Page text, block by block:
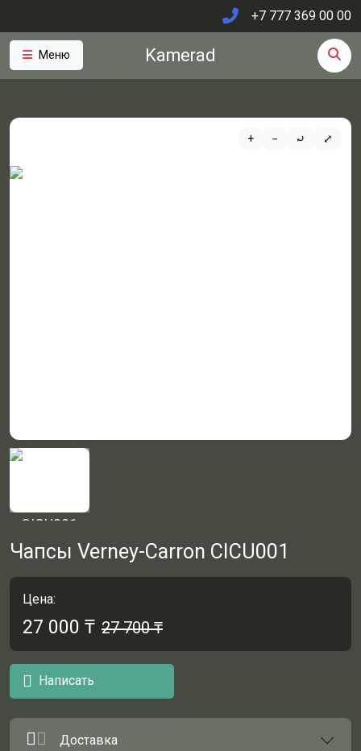
+7 777 369 00 00
Меню Kamerad
+ − ⤾ ⤢
Чапсы Verney-Carron CICU001
Цена:
27 000 ₸ 27 700₸
Написать
Доставка